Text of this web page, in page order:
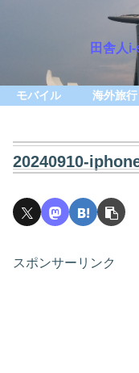
田舎人
モバイル 海外旅行
20240910-
スポンサーリンク